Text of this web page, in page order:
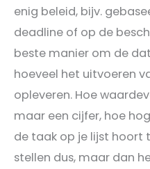
enig beleid, bijv.
deadline of op de
beste manier om de
hoeveel het uitvoeren
opleveren. Hoe
maar een cijfer, hoe
de taak op je lijst hoort
stellen dus, maar dan